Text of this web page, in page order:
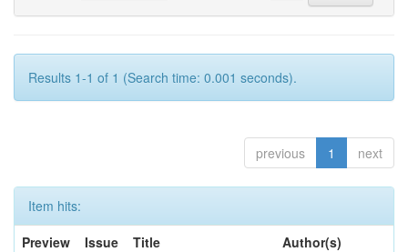
Results 1-1 of 1 (Search time: 0.001 seconds).
previous 1 next
Item hits:
Preview
Issue
Title Author(s)